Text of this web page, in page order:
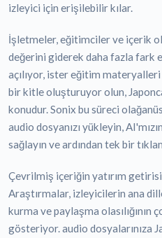
izleyici için erişilebilir kılar.
İşletmeler, eğitimciler ve içerik
değerini giderek daha fazla fark
açılıyor, ister eğitim
bir kitle oluşturuyor olun,
konudur. Sonix bu süreci
audio dosyanızı yükleyin,
sağlayın ve ardından tek bir
Çevrilmiş içeriğin yatırım
Araştırmalar, izleyicilerin ana
kurma ve paylaşma olasılığının
gösteriyor. audio dosyalarınıza